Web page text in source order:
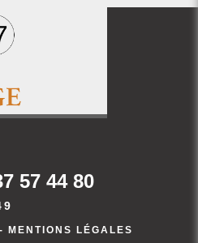
57 44 80
MENTIONS LÉGALES